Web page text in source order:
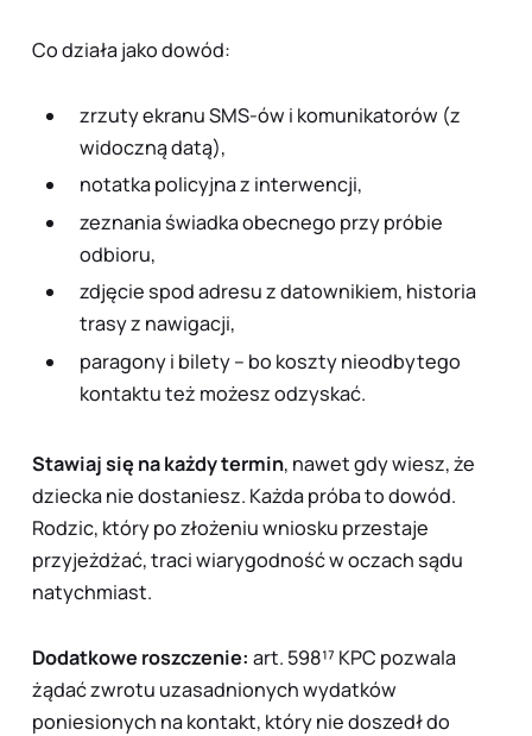
Co działa jako dowód:
zrzuty ekranu SMS-ów i komunikatorów (z
widoczną datą),
notatka policyjna z interwencji,
zeznania świadka obecnego przy próbie
odbioru,
zdjęcie spod adresu z datownikiem, historia
trasy z nawigacji,
paragony i bilety – bo koszty nieodbytego
kontaktu też możesz odzyskać.
Stawiaj się na każdy termin, nawet gdy wiesz, że
dziecka nie dostaniesz. Każda próba to dowód.
Rodzic, który po złożeniu wniosku przestaje
przyjeżdżać, traci wiarygodność w oczach sądu
natychmiast.
Dodatkowe roszczenie: art. 598¹⁷ KPC pozwala
żądać zwrotu uzasadnionych wydatków
poniesionych na kontakt, który nie doszedł do